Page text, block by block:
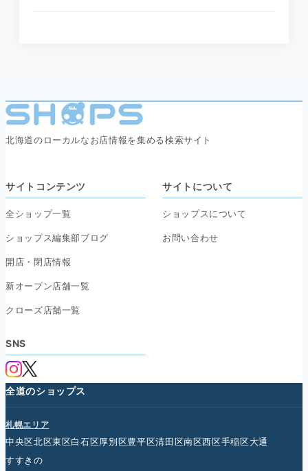
北海道のローカルなお店情報を集める検索サイト
サイトコンテンツ
全ショップ一覧
ショップス編集部ブログ
開店・閉店情報
新オープン店舗一覧
クローズ店舗一覧
サイトについて
ショップスについて
お問い合わせ
SNS
全道のショップス
札幌エリア
中央区北区東区白石区厚別区豊平区清田区南区西区手稲区大通
すすきの